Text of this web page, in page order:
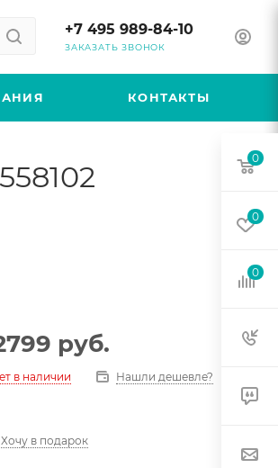
+7 495 989-84-10
ЗАКАЗАТЬ ЗВОНОК
КОНТАКТЫ
руб.
в наличии Нашли дешевле?
Хочу в подарок
0
0
0